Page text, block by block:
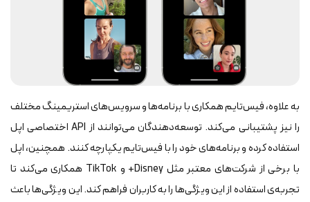
به علاوه، فیس‌تایم همکاری با برنامه‌ها و سرویس‌های استریمینگ مختلف
را نیز پشتیبانی می‌کند. توسعه‌دهندگان می‌توانند از API اختصاصی اپل
استفاده کرده و برنامه‌های خود را با فیس‌تایم یکپارچه کنند. همچنین، اپل
با برخی از شرکت‌های معتبر مثل Disney+ و TikTok همکاری می‌کند تا
تجربه‌ی استفاده از این ویژگی‌ها را به کاربران فراهم کند. این ویژگی‌ها باعث